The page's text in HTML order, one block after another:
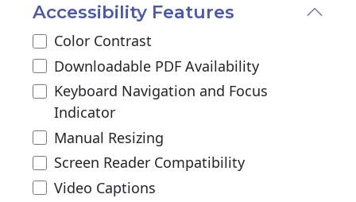
Accessibility Features
Color Contrast
Downloadable PDF Availability
Keyboard Navigation and Focus
Indicator
Manual Resizing
Screen Reader Compatibility
Video Captions